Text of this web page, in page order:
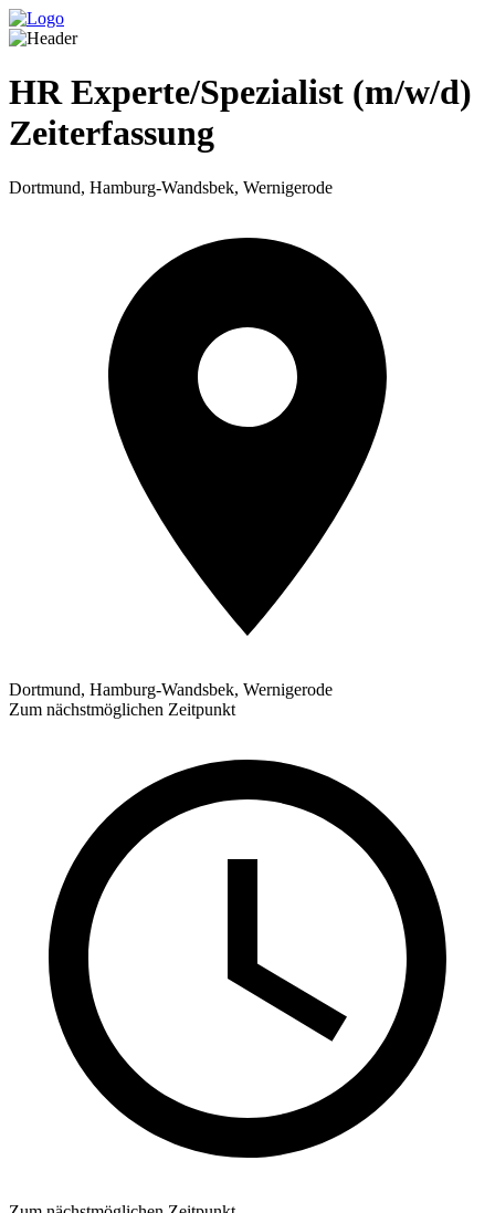
HR Experte/Spezialist (m/w/d)
Zeiterfassung
Dortmund, Hamburg-Wandsbek, Wernigerode
Dortmund, Hamburg-Wandsbek, Wernigerode
Zum nächstmöglichen Zeitpunkt